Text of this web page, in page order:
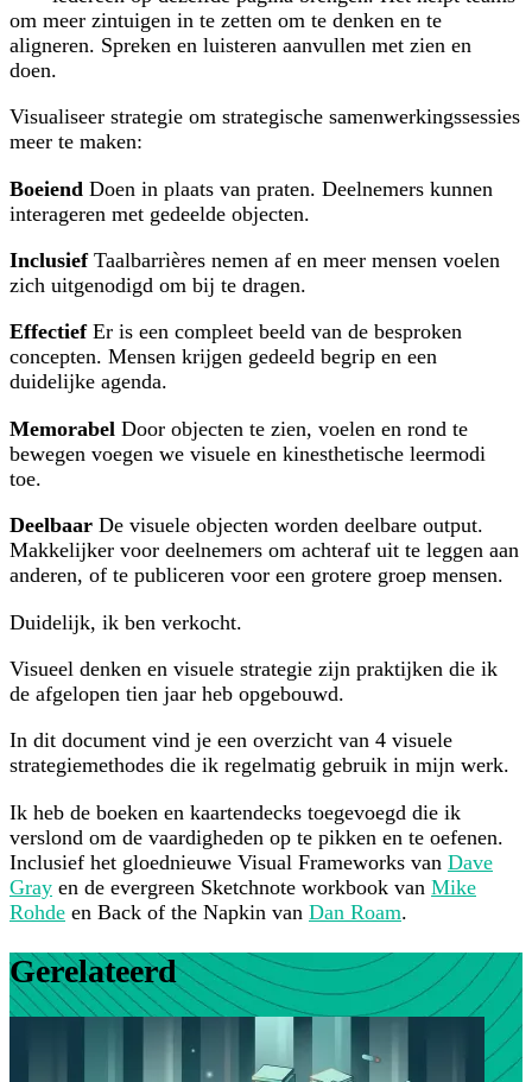
om meer zintuigen in te zetten om te denken en te
aligneren. Spreken en luisteren aanvullen met zien en
doen.
Visualiseer strategie om strategische samenwerkingssessies
meer te maken:
Boeiend Doen in plaats van praten. Deelnemers kunnen
interageren met gedeelde objecten.
InclusiefTaalbarrières nemen af en meer mensen voelen
zich uitgenodigd om bij te dragen.
EffectiefEr is een compleet beeld van de besproken
concepten. Mensen krijgen gedeeld begrip en een
duidelijke agenda.
Memorabel Door objecten te zien, voelen en rond te
bewegen voegen we visuele en kinesthetische leermodi
toe.
Deelbaar De visuele objecten worden deelbare output.
Makkelijker voor deelnemers om achteraf uit te leggen aan
anderen, of te publiceren voor een grotere groep mensen.
Duidelijk, ik ben verkocht.
Visueel denken en visuele strategie zijn praktijken die ik
de afgelopen tien jaar heb opgebouwd.
In dit document vind je een overzicht van 4 visuele
strategiemethodes die ik regelmatig gebruik in mijn werk.
Ik heb de boeken en kaartendecks toegevoegd die ik
verslond om de vaardigheden op te pikken en te oefenen.
Inclusief het gloednieuwe Visual Frameworks van Dave
Gray en de evergreen Sketchnote workbook van Mike
Rohde en Back of the Napkin van Dan Roam.
Gerelateerd